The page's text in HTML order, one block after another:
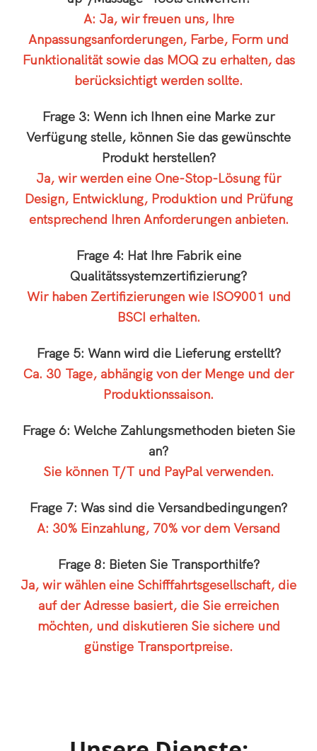
A: Ja, wir freuen uns, Ihre
Anpassungsanforderungen, Farbe, Form und
Funktionalität sowie das MOQ zu erhalten, das
berücksichtigt werden sollte.
Frage 3: Wenn ich Ihnen eine Marke zur
Verfügung stelle, können Sie das gewünschte
Produkt herstellen?
Ja, wir werden eine One-Stop-Lösung für
Design, Entwicklung, Produktion und Prüfung
entsprechend Ihren Anforderungen anbieten.
Frage 4: Hat Ihre Fabrik eine
Qualitätssystemzertifizierung?
Wir haben Zertifizierungen wie ISO9001 und
BSCI erhalten.
Frage 5: Wann wird die Lieferung erstellt?
Ca. 30 Tage, abhängig von der Menge und der
Produktionssaison.
Frage 6: Welche Zahlungsmethoden bieten Sie
an?
Sie können T/T und PayPal verwenden.
Frage 7: Was sind die Versandbedingungen?
A: 30% Einzahlung, 70% vor dem Versand
Frage 8: Bieten Sie Transporthilfe?
Ja, wir wählen eine Schifffahrtsgesellschaft, die
auf der Adresse basiert, die Sie erreichen
möchten, und diskutieren Sie sichere und
günstige Transportpreise.